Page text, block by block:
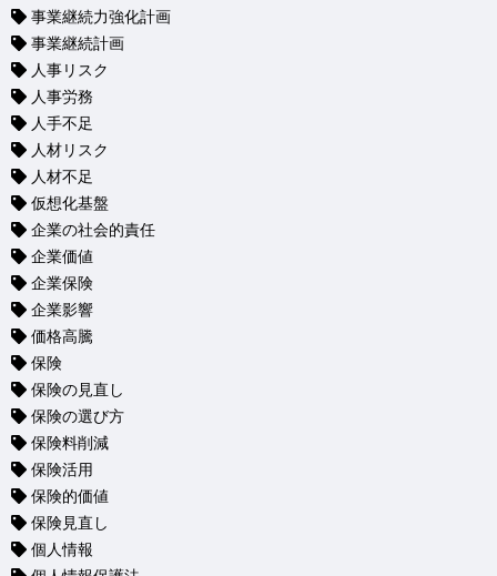
事業継続力強化計画
事業継続計画
人事リスク
人事労務
人手不足
人材リスク
人材不足
仮想化基盤
企業の社会的責任
企業価値
企業保険
企業影響
価格高騰
保険
保険の見直し
保険の選び方
保険料削減
保険活用
保険的価値
保険見直し
個人情報